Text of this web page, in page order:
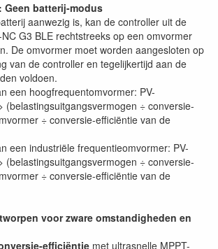
Geen batterij-modus
aanwezig is, kan de controller uit de
G3 BLE rechtstreeks op een omvormer
De omvormer moet worden aangesloten op
van de controller en tegelijkertijd aan de
voldoen.
een hoogfrequentomvormer: PV-
(belastingsuitgangsvermogen ÷ conversie-
÷ conversie-efficiëntie van de
een industriële frequentieomvormer: PV-
(belastingsuitgangsvermogen ÷ conversie-
÷ conversie-efficiëntie van de
voor zware omstandigheden en
efficiëntie met ultrasnelle MPPT-